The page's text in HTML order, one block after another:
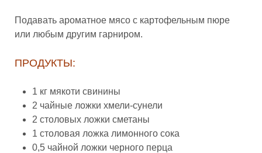
Подавать ароматное мясо с картофельным пюре
или любым другим гарниром.
ПРОДУКТЫ:
1 кг мякоти свинины
2 чайные ложки хмели-сунели
2 столовых ложки сметаны
1 столовая ложка лимонного сока
0,5 чайной ложки черного перца